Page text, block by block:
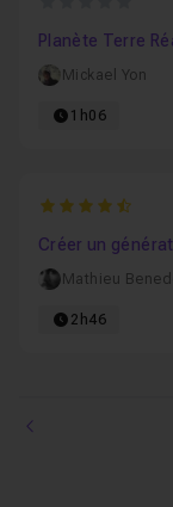
Planète Terre
Mickael Yon
1h06
4.25
Créer un
Mathieu
2h46